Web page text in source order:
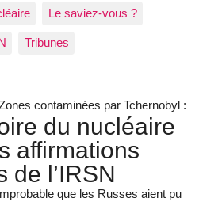
Le saviez-vous ?
Tribunes
contaminées par Tchernobyl :
du nucléaire
affirmations
de l’IRSN
que les Russes aient pu